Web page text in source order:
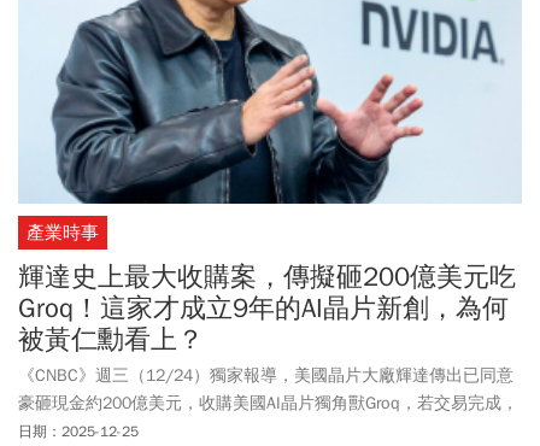
產業時事
輝達史上最大收購案，傳擬砸200億美元吃
Groq！這家才成立9年的AI晶片新創，為何
被黃仁勳看上？
《CNBC》週三（12/24）獨家報導，美國晶片大廠輝達傳出已同意
豪砸現金約200億美元，收購美國AI晶片獨角獸Groq，若交易完成，
料將成為輝達成立以來規模最大的併購案。消息人士指出，Groq 最
日期：2025-12-25